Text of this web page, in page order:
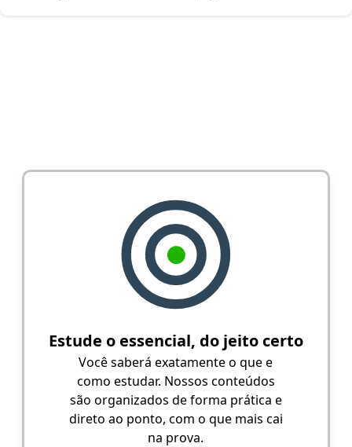
Estude o essencial, do jeito certo
Você saberá exatamente o que e
como estudar. Nossos conteúdos
são organizados de forma prática e
direto ao ponto, com o que mais cai
na prova.